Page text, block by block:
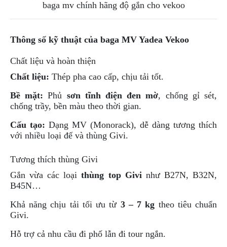
TAI
GẮN
MŨ
HIỂM
VÁ
XE
AND
GO
PHỤ
MOTOWOLF
ĐIỆN
baga mv chính hãng độ gắn cho vekoo
Thông số kỹ thuật của baga MV Yadea Vekoo
Chất liệu và hoàn thiện
Chất liệu: Thép pha cao cấp, chịu tải tốt.
Bề mặt: Phủ sơn tĩnh điện đen mờ, chống gỉ sét,
chống trầy, bền màu theo thời gian.
Cấu tạo: Dạng MV (Monorack), dễ dàng tương thích
với nhiều loại đế và thùng Givi.
Tương thích thùng Givi
Gắn vừa các loạithùng top Givinhư B27N, B32N,
B45N…
Khả năng chịu tải tối ưu từ 3 – 7 kg theo tiêu chuẩn
Givi.
Hỗ trợ cả nhu cầu đi phố lẫn đi tour ngắn.